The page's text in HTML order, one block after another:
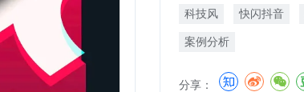
科技风 快闪抖音
案例分析
分享：